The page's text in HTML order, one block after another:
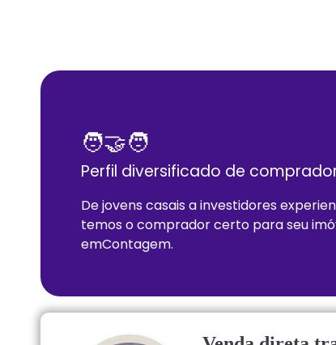
🧑‍🤝‍🧑
Perfil diversificado de
De jovens casais a investidores
temos o comprador certo para seu
emContagem.